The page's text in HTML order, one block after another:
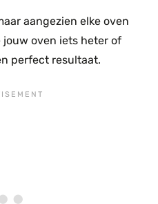
aangezien elke oven
oven iets heter of
perfect resultaat.